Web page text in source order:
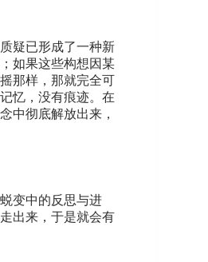
疑已形成了一种新
如果这些构想因某
那样，那就完全可
忆，没有痕迹。在
中彻底解放出来，
变中的反思与进
出来，于是就会有